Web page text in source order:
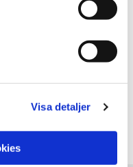
Visa detaljer